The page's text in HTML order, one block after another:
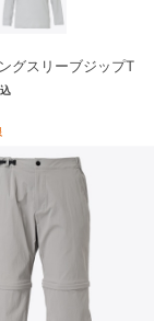
グスリーブジップT